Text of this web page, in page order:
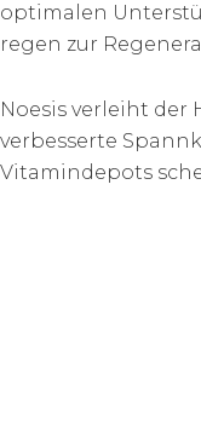
optimalen
regen zur
Noesis verleiht der
verbesserte
Vitamindepots